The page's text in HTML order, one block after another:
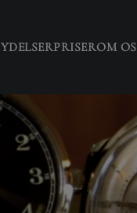
YDELSERPRISEROM OS